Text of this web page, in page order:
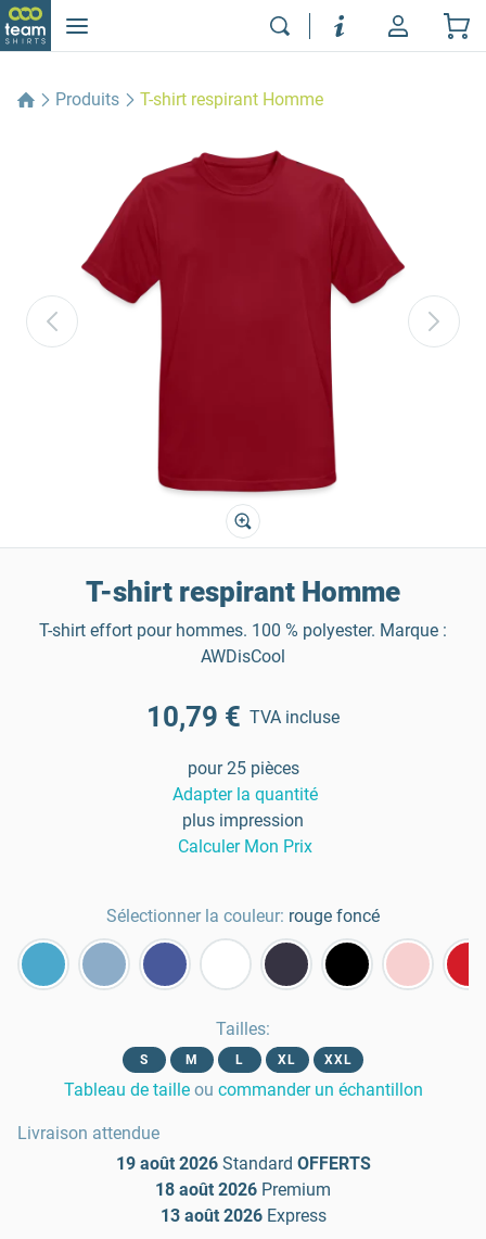
Produits T-shirt respirant Homme
T-shirt respirant Homme
T-shirt effort pour hommes. 100 % polyester. Marque :
AWDisCool
10,79 € TVA incluse
pour 25 pièces
Adapter la quantité
plus impression
Calculer Mon Prix
Sélectionner la couleur: rouge foncé
Tailles:
S M L XL XXL
Tableau de taille ou commander un échantillon
Livraison attendue
19 août 2026 Standard OFFERTS
18 août 2026 Premium
13 août 2026 Express